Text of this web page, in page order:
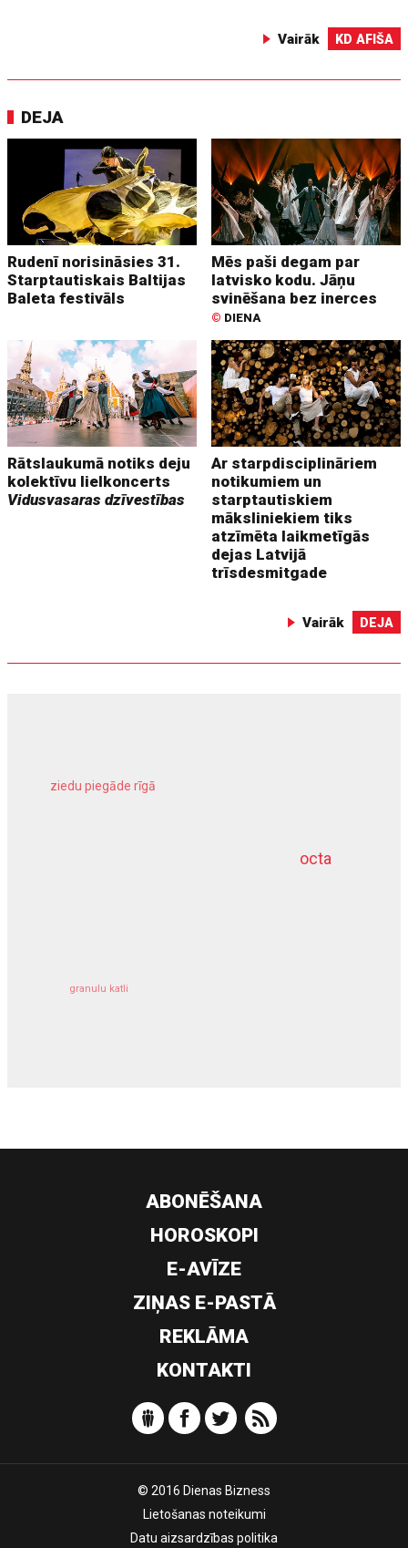
Vairāk KD AFIŠA
DEJA
Rudenī norisināsies 31.
Starptautiskais Baltijas
Baleta festivāls
Mēs paši degam par
latvisko kodu. Jāņu
svinēšana bez inerces
© DIENA
Rātslaukumā notiks deju
kolektīvu lielkoncerts
Vidusvasaras dzīvestības
Ar starpdisciplināriem
notikumiem un
starptautiskiem
māksliniekiem tiks
atzīmēta laikmetīgās
dejas Latvijā
trīsdesmitgade
Vairāk DEJA
octa
ziedu piegāde rīgā
granulu katli
dziļurbums
ABONĒŠANA
HOROSKOPI
E-AVĪZE
ZIŅAS E-PASTĀ
REKLĀMA
KONTAKTI
© 2016 Dienas Bizness
Lietošanas noteikumi
Datu aizsardzības politika